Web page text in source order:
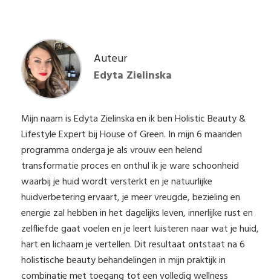
Auteur
Edyta Zielinska
Mijn naam is Edyta Zielinska en ik ben Holistic Beauty &
Lifestyle Expert bij House of Green. In mijn 6 maanden
programma onderga je als vrouw een helend
transformatie proces en onthul ik je ware schoonheid
waarbij je huid wordt versterkt en je natuurlijke
huidverbetering ervaart, je meer vreugde, bezieling en
energie zal hebben in het dagelijks leven, innerlijke rust en
zelfliefde gaat voelen en je leert luisteren naar wat je huid,
hart en lichaam je vertellen. Dit resultaat ontstaat na 6
holistische beauty behandelingen in mijn praktijk in
combinatie met toegang tot een volledig wellness